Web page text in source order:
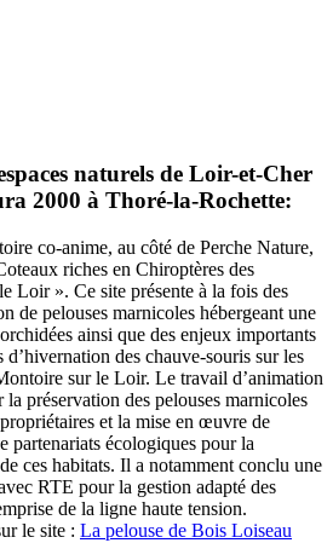
naturels de Loir-et-Cher
2000 à Thoré-la-Rochette:
co-anime, au côté de Perche Nature,
riches en Chiroptères des
Loir ». Ce site présente à la fois des
de pelouses marnicoles hébergeant une
ainsi que des enjeux importants
d’hivernation des chauve-souris sur les
sur le Loir. Le travail d’animation
la préservation des pelouses marnicoles
et la mise en œuvre de
partenariats écologiques pour la
ces habitats. Il a notamment conclu une
RTE pour la gestion adapté des
de la ligne haute tension.
le site : La pelouse de Bois Loiseau